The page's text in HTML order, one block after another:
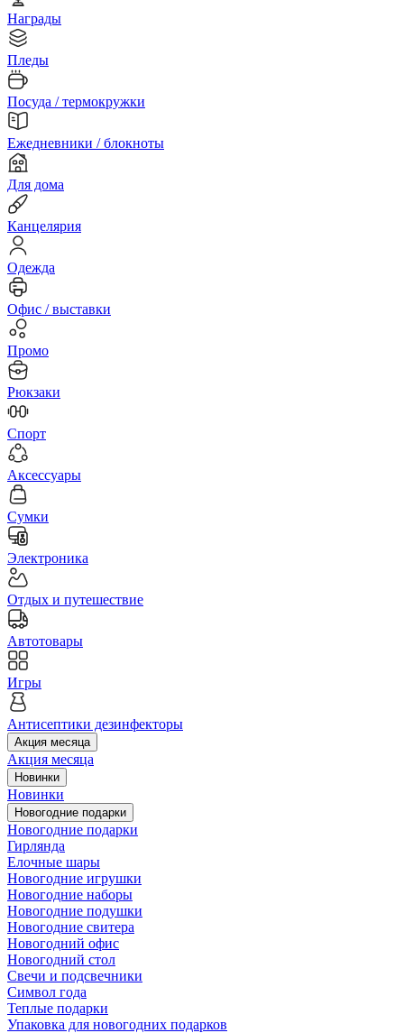
Награды
Пледы
Посуда / термокружки
Ежедневники / блокноты
Для дома
Канцелярия
Одежда
Офис / выставки
Промо
Рюкзаки
Спорт
Аксессуары
Сумки
Электроника
Отдых и путешествие
Автотовары
Игры
Антисептики дезинфекторы
Акция месяца
Акция месяца
Новинки
Новинки
Новогодние подарки
Новогодние подарки
Гирлянда
Елочные шары
Новогодние игрушки
Новогодние наборы
Новогодние подушки
Новогодние свитера
Новогодний офис
Новогодний стол
Свечи и подсвечники
Символ года
Теплые подарки
Упаковка для новогодних подарков